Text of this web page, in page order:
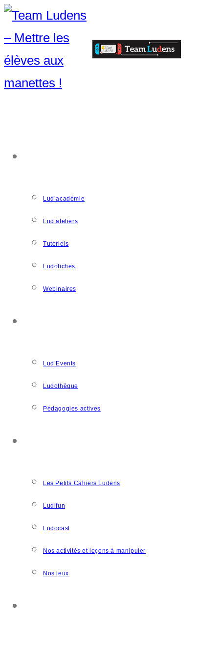
Lud’académie
Lud’ateliers
Tutoriels
Ludofiches
Webinaires
Lud’Events
Ludothèque
Pédagogies actives
Les Petits Cahiers Ludens
Ludifun
Ludocast
Nos activités et leçons à manipuler
Nos jeux